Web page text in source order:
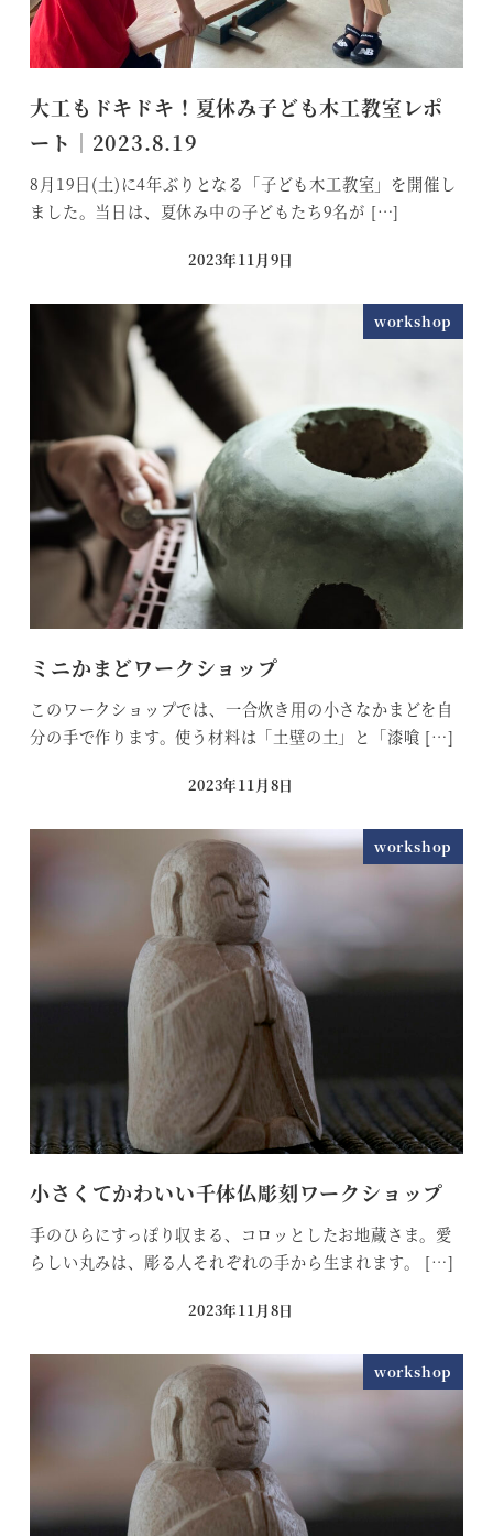
大工もドキドキ！夏休み子ども木工教室レポ
ート｜2023.8.19
8月19日(土)に4年ぶりとなる「子ども木工教室」を開催し
ました。当日は、夏休み中の子どもたち9名が […]
投稿日
2023年11月9日
workshop
ミニかまどワークショップ
このワークショップでは、一合炊き用の小さなかまどを自
分の手で作ります。使う材料は「土壁の土」と「漆喰 […]
投稿日
2023年11月8日
workshop
小さくてかわいい千体仏彫刻ワークショップ
手のひらにすっぽり収まる、コロッとしたお地蔵さま。愛
らしい丸みは、彫る人それぞれの手から生まれます。 […]
投稿日
2023年11月8日
workshop